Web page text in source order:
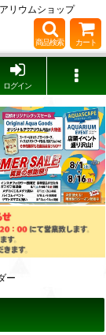
リウムショップ
商品検索 カート
ログイン
ー